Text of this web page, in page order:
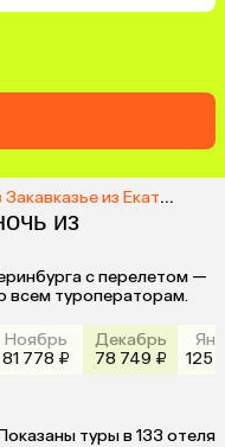
из Екатеринбурга
из
с перелетом —
всем туроператорам.
Ноябрь
81 778 ₽
Декабрь
78 749 ₽
125
туры в 133 отеля